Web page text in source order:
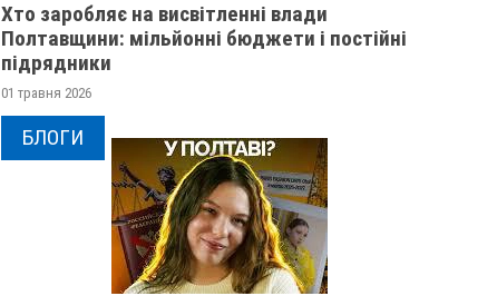
Хто заробляє на висвітленні влади
Полтавщини: мільйонні бюджети і постійні
підрядники
01 травня 2026
БЛОГИ